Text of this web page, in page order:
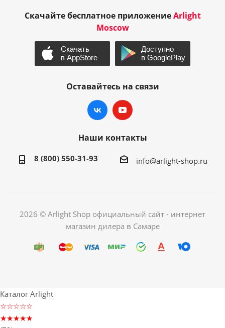
Скачайте бесплатное приложениеArlight
Moscow
Оставайтесь на связи
Наши контакты
8 (800) 550-31-93 info@arlight-shop.ru
2026 © Arlight Shop официальный сайт - интернет
магазин дилера в Самаре
Каталог Arlight
☆☆☆☆☆
★★★★★